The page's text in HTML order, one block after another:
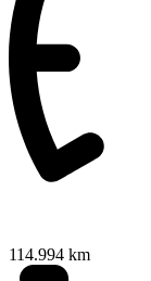
114.994 km